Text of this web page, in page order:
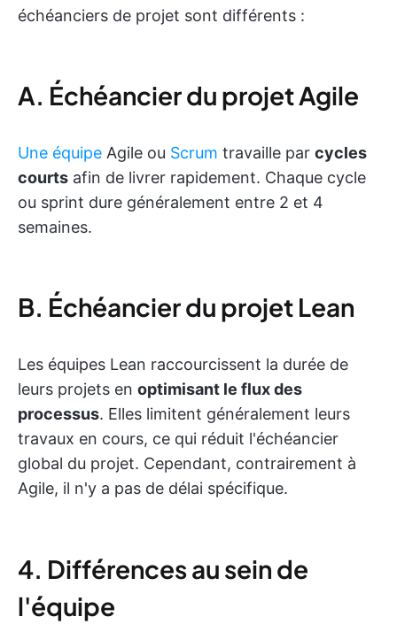
échéanciers de projet sont différents :
A. Échéancier du projet Agile
Une équipe Agile ou Scrum travaille par cycles
courts afin de livrer rapidement. Chaque cycle
ou sprint dure généralement entre 2 et 4
semaines.
B. Échéancier du projet Lean
Les équipes Lean raccourcissent la durée de
leurs projets en optimisant le flux des
processus. Elles limitent généralement leurs
travaux en cours, ce qui réduit l'échéancier
global du projet. Cependant, contrairement à
Agile, il n'y a pas de délai spécifique.
4. Différences au sein de
l'équipe